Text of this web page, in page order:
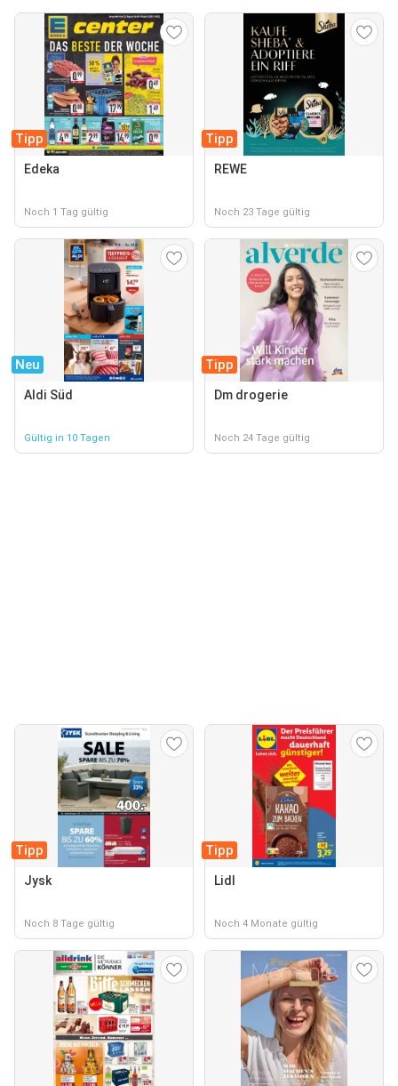
Tipp
Edeka
Noch 1 Tag gültig
Tipp
REWE
Noch 23 Tage gültig
Neu
Aldi Süd
Gültig in 10 Tagen
Tipp
Dm drogerie
Noch 24 Tage gültig
Tipp
Jysk
Noch 8 Tage gültig
Tipp
Lidl
Noch 4 Monate gültig